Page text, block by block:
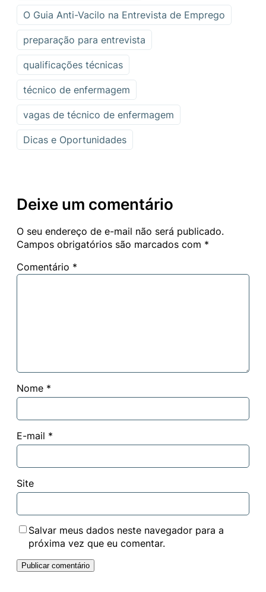
O Guia Anti-Vacilo na Entrevista de Emprego
preparação para entrevista
qualificações técnicas
técnico de enfermagem
vagas de técnico de enfermagem
Dicas e Oportunidades
Deixe um comentário
O seu endereço de e-mail não será publicado.
Campos obrigatórios são marcados com *
Comentário *
Nome *
E-mail *
Site
Salvar meus dados neste navegador para a
próxima vez que eu comentar.